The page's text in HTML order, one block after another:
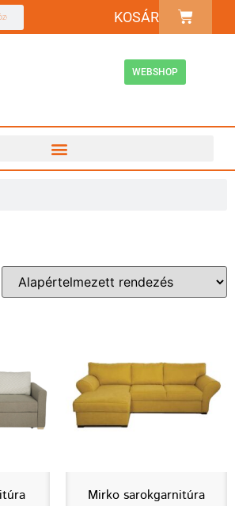
KOSÁR
WEBSHOP
Mirko sarokgarnitúra